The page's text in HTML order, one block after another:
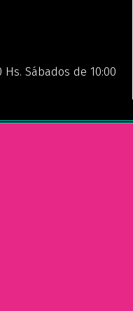
Sábados de 10:00